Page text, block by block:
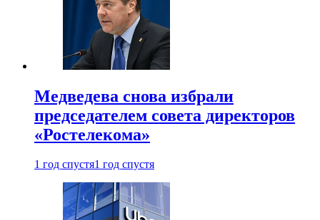
Медведева снова избрали
председателем совета директоров
«Ростелекома»
1 год спустя1 год спустя